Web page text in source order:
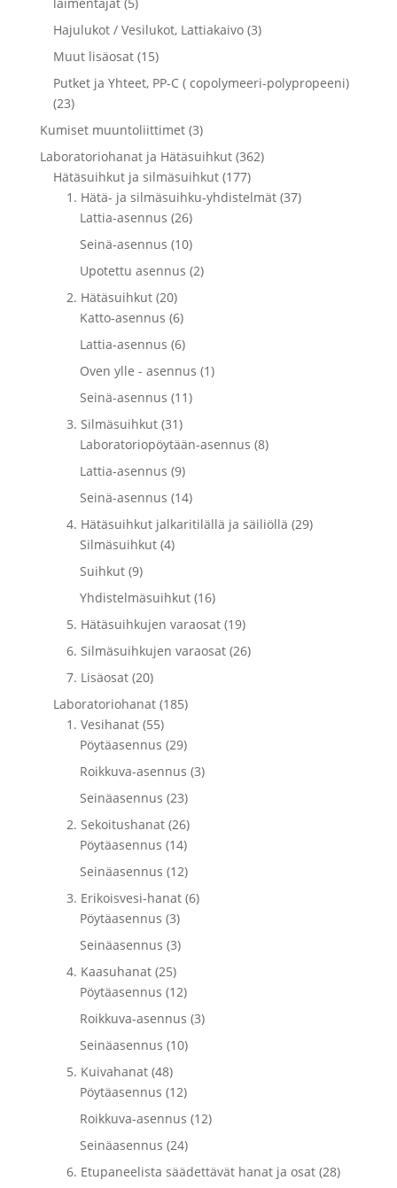
Hajulukot / Vesilukot, Lattiakaivo (3)
Muut lisäosat (15)
Putket ja Yhteet, PP-C ( copolymeeri-polypropeeni)
(23)
Kumiset muuntoliittimet (3)
Laboratoriohanat ja Hätäsuihkut (362)
Hätäsuihkut ja silmäsuihkut (177)
1. Hätä- ja silmäsuihku-yhdistelmät (37)
Lattia-asennus (26)
Seinä-asennus (10)
Upotettu asennus (2)
2. Hätäsuihkut (20)
Katto-asennus (6)
Lattia-asennus (6)
Oven ylle - asennus (1)
Seinä-asennus (11)
3. Silmäsuihkut (31)
Laboratoriopöytään-asennus (8)
Lattia-asennus (9)
Seinä-asennus (14)
4. Hätäsuihkut jalkaritilällä ja säiliöllä (29)
Silmäsuihkut (4)
Suihkut (9)
Yhdistelmäsuihkut (16)
5. Hätäsuihkujen varaosat (19)
6. Silmäsuihkujen varaosat (26)
7. Lisäosat (20)
Laboratoriohanat (185)
1. Vesihanat (55)
Pöytäasennus (29)
Roikkuva-asennus (3)
Seinäasennus (23)
2. Sekoitushanat (26)
Pöytäasennus (14)
Seinäasennus (12)
3. Erikoisvesi-hanat (6)
Pöytäasennus (3)
Seinäasennus (3)
4. Kaasuhanat (25)
Pöytäasennus (12)
Roikkuva-asennus (3)
Seinäasennus (10)
5. Kuivahanat (48)
Pöytäasennus (12)
Roikkuva-asennus (12)
Seinäasennus (24)
6. Etupaneelista säädettävät hanat ja osat (28)